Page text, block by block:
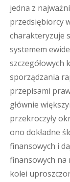
jedna z
przedsiębiorcy
charakteryzuje
systemem
szczegółowych
sporządzania
przepisami
głównie
przekroczyły
ono dokładne
finansowych i
finansowych na
kolei